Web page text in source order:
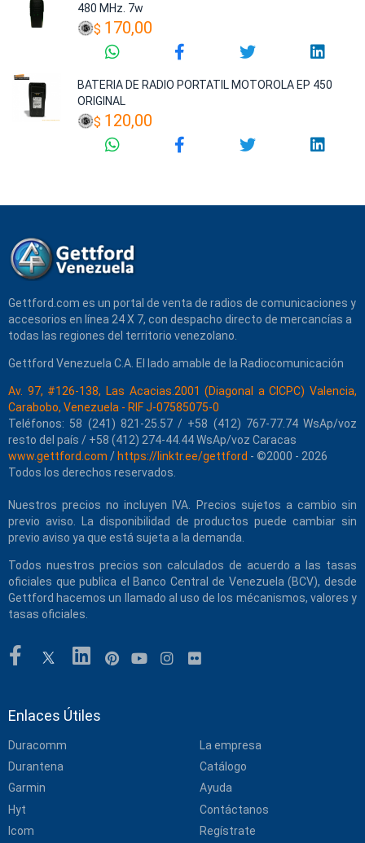
480 MHz. 7w
$ 170,00
BATERIA DE RADIO PORTATIL MOTOROLA EP 450
ORIGINAL
$ 120,00
Gettford.com es un portal de venta de radios de comunicaciones y
accesorios en línea 24 X 7, con despacho directo de mercancías a
todas las regiones del territorio venezolano.
Gettford Venezuela C.A. El lado amable de la Radiocomunicación
Av. 97, #126-138, Las Acacias.2001 (Diagonal a CICPC) Valencia,
Carabobo, Venezuela - RIF J-07585075-0
Teléfonos: 58 (241) 821-25.57 / +58 (412) 767-77.74 WsAp/voz
resto del país / +58 (412) 274-44.44 WsAp/voz Caracas
www.gettford.com / https://linktr.ee/gettford - ©2000 - 2026
Todos los derechos reservados.
Nuestros precios no incluyen IVA. Precios sujetos a cambio sin
previo aviso. La disponibilidad de productos puede cambiar sin
previo aviso ya que está sujeta a la demanda.
Todos nuestros precios son calculados de acuerdo a las tasas
oficiales que publica el Banco Central de Venezuela (BCV), desde
Gettford hacemos un llamado al uso de los mécanismos, valores y
tasas oficiales.
Enlaces Útiles
Duracomm
Durantena
Garmin
Hyt
Icom
La empresa
Catálogo
Ayuda
Contáctanos
Regístrate